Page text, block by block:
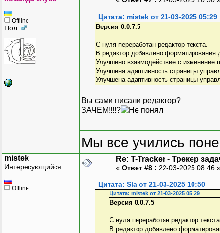
Offline
Пол:
Цитата: mistek от 21-03-2025 05:29
Версия 0.0.7.5
С нуля переработан редактор текста.
В редактор добавлено форматирования
Улучшено взаимодействие с изменение
Улучшена адаптивность страницы
Улучшена адаптивность страницы
Вы сами писали редактор?
ЗАЧЕМ!!!!?
Мы все учились
mistek
Интересующийся
Offline
Re: T-Tracker - Трекер
« Ответ #8 : 22-03-2025 08:46
Цитата: Sla от 21-03-2025 10:50
Цитата: mistek от 21-03-2025 05:29
Версия 0.0.7.5
С нуля переработан редактор
В редактор добавлено